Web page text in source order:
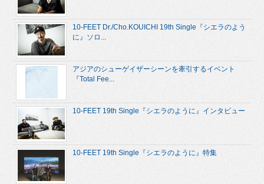
10-FEET Dr./Cho.KOUICHI 19th Single『シエラのよう
に』ソロ...
アジアのシューゲイザーシーンを牽引するイベント
『Total Fee...
10-FEET 19th Single『シエラのように』インタビュー
10-FEET 19th Single『シエラのように』特集